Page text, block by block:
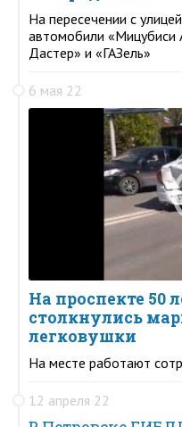
На пересечении с
автомобили «Мицубиси
Дастер» и «ГАЗель»
6 мая 22
На проспекте 50
столкнулись
легковушки
На месте работают
12 апреля 22